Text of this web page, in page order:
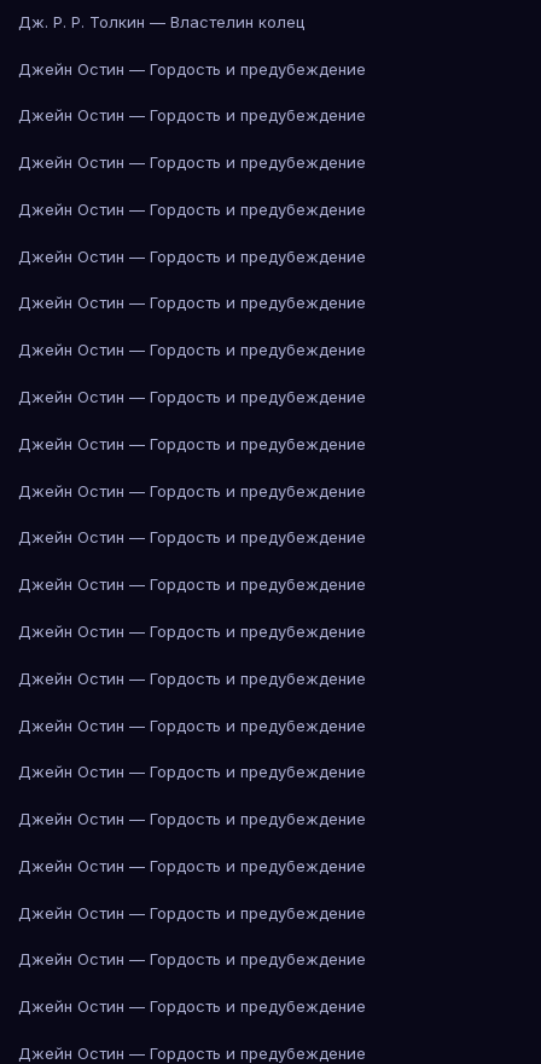
Дж. Р. Р. Толкин — Властелин колец
Джейн Остин — Гордость и предубеждение
Джейн Остин — Гордость и предубеждение
Джейн Остин — Гордость и предубеждение
Джейн Остин — Гордость и предубеждение
Джейн Остин — Гордость и предубеждение
Джейн Остин — Гордость и предубеждение
Джейн Остин — Гордость и предубеждение
Джейн Остин — Гордость и предубеждение
Джейн Остин — Гордость и предубеждение
Джейн Остин — Гордость и предубеждение
Джейн Остин — Гордость и предубеждение
Джейн Остин — Гордость и предубеждение
Джейн Остин — Гордость и предубеждение
Джейн Остин — Гордость и предубеждение
Джейн Остин — Гордость и предубеждение
Джейн Остин — Гордость и предубеждение
Джейн Остин — Гордость и предубеждение
Джейн Остин — Гордость и предубеждение
Джейн Остин — Гордость и предубеждение
Джейн Остин — Гордость и предубеждение
Джейн Остин — Гордость и предубеждение
Джейн Остин — Гордость и предубеждение